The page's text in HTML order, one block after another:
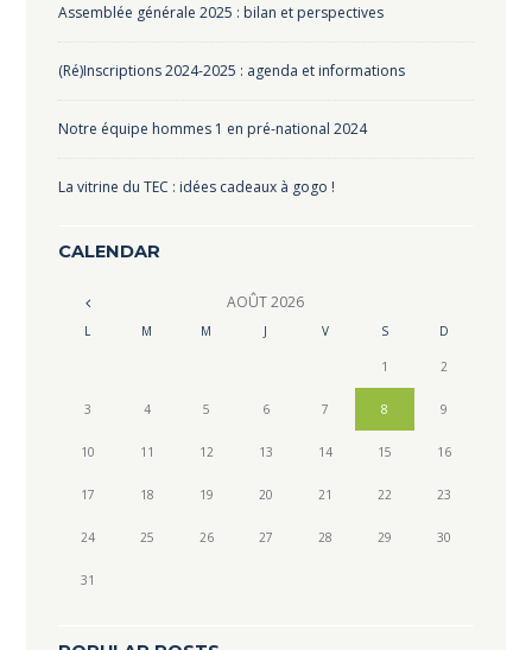
Assemblée générale 2025 : bilan et perspectives
(Ré)Inscriptions 2024-2025 : agenda et informations
Notre équipe hommes 1 en pré-national 2024
La vitrine du TEC : idées cadeaux à gogo !
CALENDAR
AOÛT2026
L M M J V S D
1 2
3 4 5 6 7 8 9
10 11 12 13 14 15 16
17 18 19 20 21 22 23
24 25 26 27 28 29 30
31